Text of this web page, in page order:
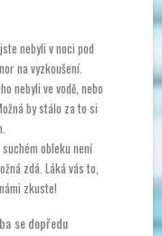
nebyli v noci pod
na vyzkoušení.
nebyli ve vodě, nebo
by stálo za to si
obleku není
zdá. Láká vás to,
zkuste!
se dopředu